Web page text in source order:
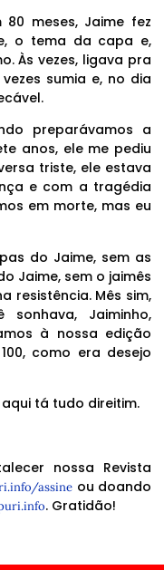
80 meses, Jaime fez
o tema da capa e,
Às vezes, ligava pra
sumia e, no dia
preparávamos a
anos, ele me pediu
triste, ele estava
e com a tragédia
em morte, mas eu
do Jaime, sem as
Jaime, sem o jaimês
resistência. Mês sim,
Jaiminho,
à nossa edição
como era desejo
tá tudo direitim.
nossa Revista
assine ou doando
. Gratidão!